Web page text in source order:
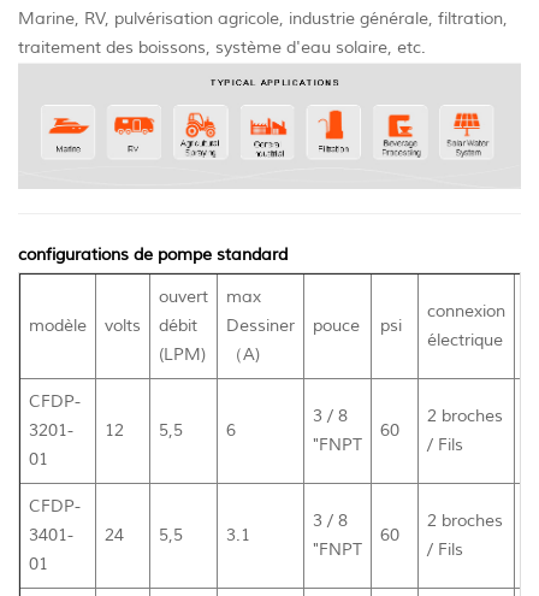
Marine, RV, pulvérisation agricole, industrie générale, filtration,
traitement des boissons, système d'eau solaire, etc.
configurations de pompe standard
modèle volts
ouvert
débit
(LPM)
max
Dessiner
（A)
pouce psi
connexion
électrique
CFDP-
3201-
01
12 5,5 6
3 / 8
"FNPT
60
2 broches
/ Fils
CFDP-
3401-
01
24 5,5 3.1
3 / 8
"FNPT
60
2 broches
/ Fils